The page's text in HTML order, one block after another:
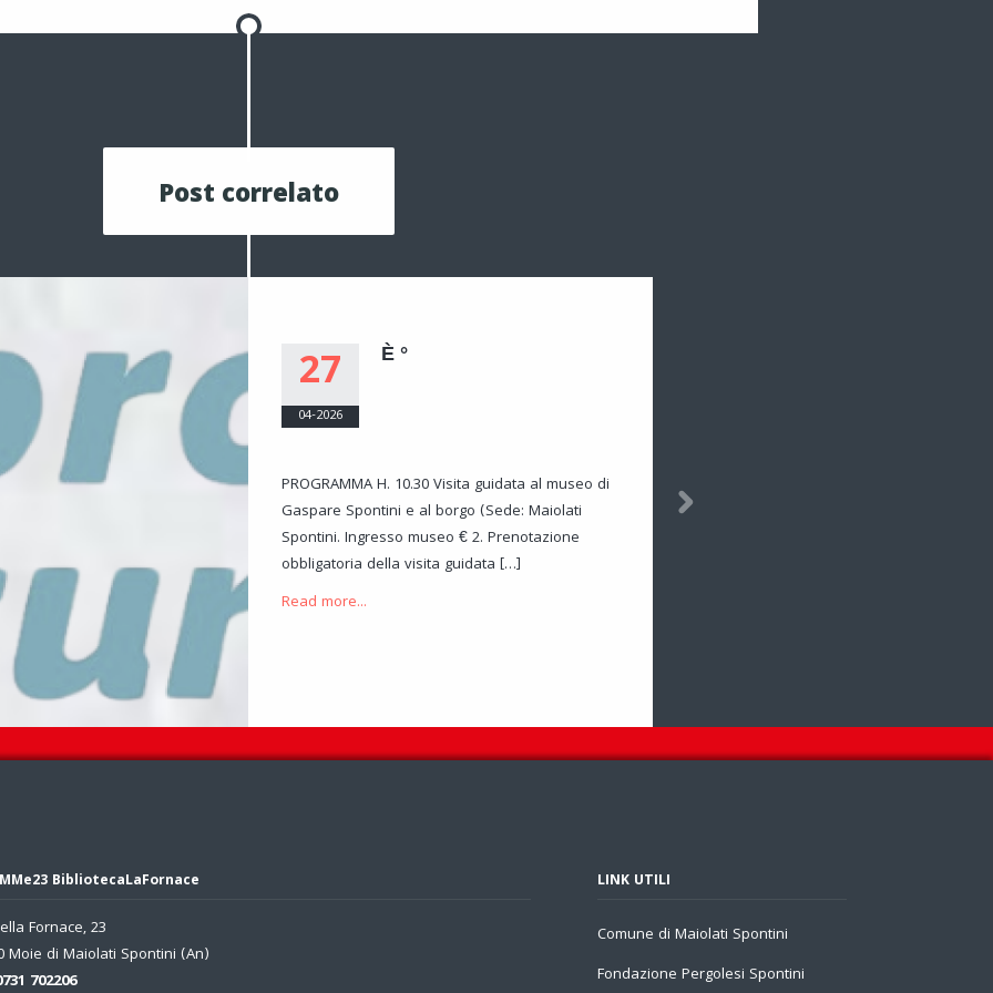
Post correlato
27
04-2026
È °
PROGRAMMA H. 10.30 Visita guidata al museo di
Gaspare Spontini e al borgo (Sede: Maiolati
Spontini. Ingresso museo € 2. Prenotazione
obbligatoria della visita guidata […]
Read more...
BibliotecaLaFornace
Fornace, 23
Moie di Maiolati Spontini (An)
702206
LINK UTILI
Comune di Maiolati Spontini
Fondazione Pergolesi Spontini